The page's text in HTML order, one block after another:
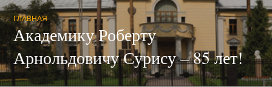
ГЛАВНАЯ
Академику Роберту
Арнольдовичу Сурису – 85 лет!